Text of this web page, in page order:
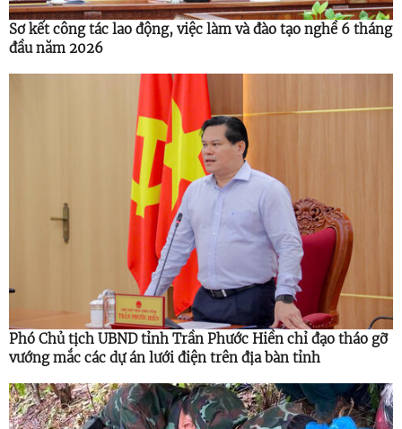
Sơ kết công tác lao động, việc làm và đào tạo nghề 6 tháng
đầu năm 2026
Phó Chủ tịch UBND tỉnh Trần Phước Hiền chỉ đạo tháo gỡ
vướng mắc các dự án lưới điện trên địa bàn tỉnh